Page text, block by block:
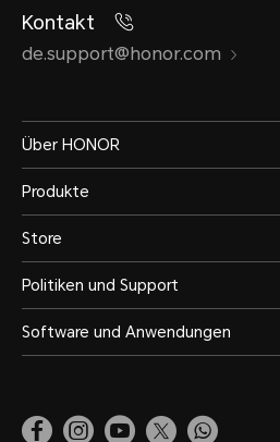
Kontakt
de.support@honor.com
Über HONOR
Produkte
Store
Politiken und Support
Software und Anwendungen